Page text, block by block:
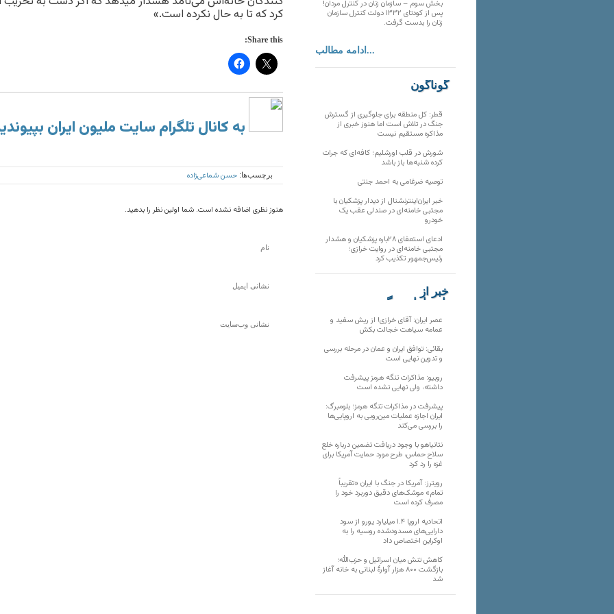
کرد که تا به حال نکرده است.»
Share this:
به کانال تلگرام سایت ملیون ایران
برچسب‌ها: حسن شماعی‌زاده
هنوز نظری اضافه نشده است. شما اولین نظر را بدهید.
بخش سوم – سازمان زنان در کنترل مردان!
پس از کودتای ۱۳۳۲ دولت کنترل سازمان
زنان را بدست گرفت.
ادامه مطالب...
گوناگون
قطر: کل منطقه برای جلوگیری از گسترش
جنگ در تلاش است اما هنوز خبری از
مذاکره مستقیم نیست
شورش در قلب اورشلیم؛ کافه‌ای که جرات
کرده شنبه‌ها باز باشد
توصیه ضرغامی به احمد جنتی
خبر ایران‌اینترنشنال از دیدار پزشکیان با
مجتبی خامنه‌ای در صندلی عقب یک
خودرو
ادعای استعفای ۲۸باره پزشکیان و هشدار
مجتبی خامنه‌ای در روایت خرازی؛
رئیس‌جمهور تکذیب کرد
خبر از
تارنماهای دیگر
عصر ایران: آقای خرازی! از ریش سفید و
عمامه سیاهت خجالت بکش
بقائی: توافق ایران و عمان در مرحله بررسی
و تدوین نهایی است
روبیو: مذاکرات تنگه هرمز پیشرفت
داشته، ولی نهایی نشده است
پیشرفت در مذاکرات تنگه هرمز؛ بلومبرگ:
ایران اجازه عملیات مین‌روبی به اروپایی‌ها
را بررسی می‌کند
نتانیاهو با وجود دریافت تضمین درباره خلع
سلاح حماس، طرح مورد حمایت آمریکا برای
غزه را رد کرد
رویترز: آمریکا در جنگ با ایران «تقریباً
تمام» موشک‌های دقیق دوربرد خود را
مصرف کرده است
اتحادیه اروپا ۱.۴ میلیارد یورو از سود
دارایی‌های مسدودشده روسیه را به
اوکراین ‏اختصاص داد
کاهش تنش میان اسرائیل و حزب‌الله؛
بازگشت ۸۰۰ هزار آوارۀ لبنانی به خانه‌ آغاز
شد